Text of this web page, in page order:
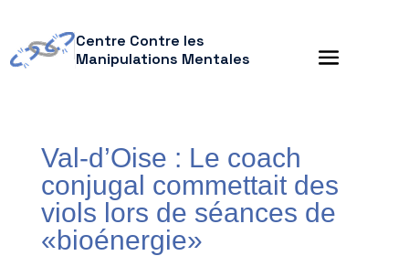
Centre Contre les
Manipulations Mentales
Val-d’Oise : Le coach
conjugal commettait des
viols lors de séances de
«bioénergie»